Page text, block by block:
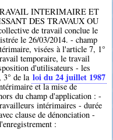
INTERIMAIRE ET
DES TRAVAUX OU
de travail conclue le
le 26/03/2014. - champ
visées à l'article 7, 1°
temporaire, le travail
d'utilisateurs - les
3° de la loi du 24 juillet 1987
et la mise de
du champ d'application : -
intérimaires - durée
clause de dénonciation -
: